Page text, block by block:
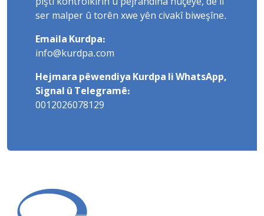
ser malper û torên xwe yên civakî biweşîne.
Emaila Kurdpa:
info@kurdpa.com
Hejmara pêwendiya Kurdpa li WhatsApp,
Signal û Telegramê:
0012026078129